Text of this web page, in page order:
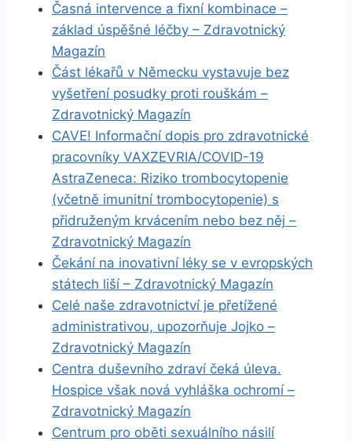
Časná intervence a fixní kombinace –
základ úspěšné léčby – Zdravotnický
Magazín
Část lékařů v Německu vystavuje bez
vyšetření posudky proti rouškám –
Zdravotnický Magazín
CAVE! Informační dopis pro zdravotnické
pracovníky VAXZEVRIA/COVID-19
AstraZeneca: Riziko trombocytopenie
(včetně imunitní trombocytopenie) s
přidruženým krvácením nebo bez něj –
Zdravotnický Magazín
Čekání na inovativní léky se v evropských
státech liší – Zdravotnický Magazín
Celé naše zdravotnictví je přetížené
administrativou, upozorňuje Jojko –
Zdravotnický Magazín
Centra duševního zdraví čeká úleva.
Hospice však nová vyhláška ochromí –
Zdravotnický Magazín
Centrum pro oběti sexuálního násilí